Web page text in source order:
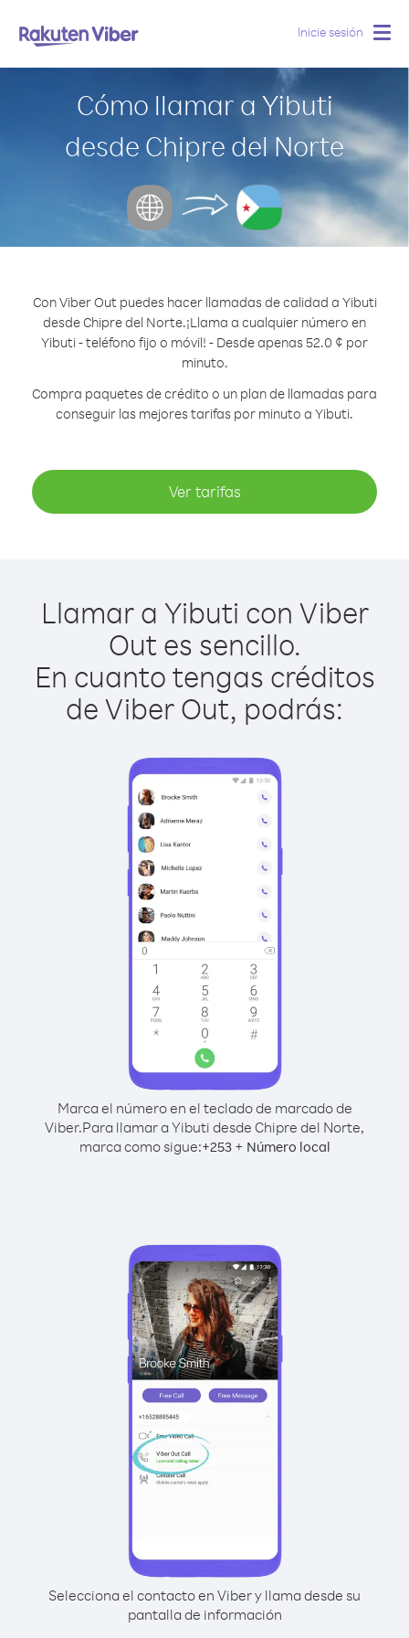
Inicie sesión
Cómo llamar a Yibuti
desde Chipre del Norte
Con Viber Out puedes hacer llamadas de calidad a Yibuti
desde Chipre del Norte.¡Llama a cualquier número en
Yibuti - teléfono fijo o móvil! - Desde apenas 52.0 ¢ por
minuto.
Compra paquetes de crédito o un plan de llamadas para
conseguir las mejores tarifas por minuto a Yibuti.
Ver tarifas
Llamar a Yibuti con Viber
Out es sencillo.
En cuanto tengas créditos
de Viber Out, podrás:
Marca el número en el teclado de marcado de
Viber.Para llamar a Yibuti desde Chipre del Norte,
marca como sigue:+253+ Número local
Selecciona el contacto en Viber y llama desde su
pantalla de información